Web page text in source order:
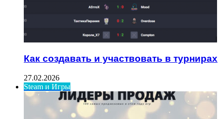
Как создавать и участвовать в турнирах
27.02.2026
Steam и Игры